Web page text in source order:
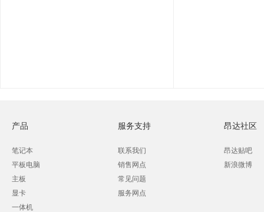
产品
笔记本
平板电脑
主板
显卡
一体机
服务支持
联系我们
销售网点
常见问题
服务网点
昂达社区
昂达贴吧
新浪微博